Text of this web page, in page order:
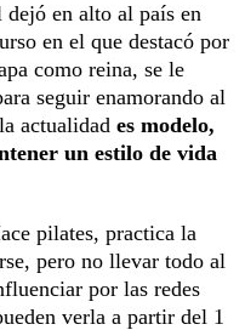
en alto al país en
en el que destacó por
como reina, se le
seguir enamorando al
actualidad es modelo,
un estilo de vida
pilates, practica la
pero no llevar todo al
por las redes
verla a partir del 1